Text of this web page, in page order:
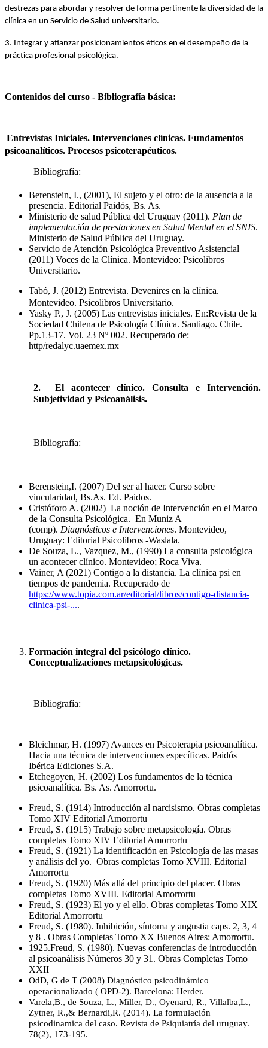
destrezas para abordar y resolver de forma pertinente la diversidad de la
clínica en un Servicio de Salud universitario.
3. Integrar y afianzar posicionamientos éticos en el desempeño de la
práctica profesional psicológica.
Contenidos del curso - Bibliografía básica:
Entrevistas Iniciales. Intervenciones clínicas. Fundamentos
psicoanalíticos. Procesos psicoterapéuticos.
Bibliografía:
Berenstein, I., (2001), El sujeto y el otro: de la ausencia a la
presencia. Editorial Paidós, Bs. As.
Ministerio de salud Pública del Uruguay (2011). Plan de
implementación de prestaciones en Salud Mental en el SNIS.
Ministerio de Salud Pública del Uruguay.
Servicio de Atención Psicológica Preventivo Asistencial
(2011) Voces de la Clínica. Montevideo: Psicolibros
Universitario.
Tabó, J. (2012) Entrevista. Devenires en la clínica.
Montevideo. Psicolibros Universitario.
Yasky P., J. (2005) Las entrevistas iniciales. En:Revista de la
Sociedad Chilena de Psicología Clínica. Santiago. Chile.
Pp.13-17. Vol. 23 Nº 002. Recuperado de:
http/redalyc.uaemex.mx
2.  El acontecer clínico. Consulta e Intervención.
Subjetividad y Psicoanálisis.
Bibliografía:
Berenstein,I. (2007) Del ser al hacer. Curso sobre
vincularidad, Bs.As. Ed. Paidos.
Cristóforo A. (2002)  La noción de Intervención en el Marco
de la Consulta Psicológica.  En Muniz A
(comp). Diagnósticos e Intervenciones. Montevideo,
Uruguay: Editorial Psicolibros -Waslala.
De Souza, L., Vazquez, M., (1990) La consulta psicológica
un acontecer clínico. Montevideo; Roca Viva.
Vainer, A (2021) Contigo a la distancia. La clínica psi en
https://www.topia.com.ar/editorial/libros/contigo-distancia-
clinica-psi-....
Formación integral del psicólogo clínico.
Conceptualizaciones metapsicológicas.
Bibliografía:
Bleichmar, H. (1997) Avances en Psicoterapia psicoanalítica.
Hacia una técnica de intervenciones específicas. Paidós
Ibérica Ediciones S.A.
Etchegoyen, H. (2002) Los fundamentos de la técnica
psicoanalítica. Bs. As. Amorrortu.
Freud, S. (1914) Introducción al narcisismo. Obras completas
Tomo XIV Editorial Amorrortu
Freud, S. (1915) Trabajo sobre metapsicología. Obras
completas Tomo XIV Editorial Amorrortu
Freud, S. (1921) La identificación en Psicología de las masas
y análisis del yo.  Obras completas Tomo XVIII. Editorial
Amorrortu
Freud, S. (1920) Más allá del principio del placer. Obras
completas Tomo XVIII. Editorial Amorrortu
Freud, S. (1923) El yo y el ello. Obras completas Tomo XIX
Editorial Amorrortu
Freud, S. (1980). Inhibición, síntoma y angustia caps. 2, 3, 4
y 8 . Obras Completas Tomo XX Buenos Aires: Amorrortu.
1925.Freud, S. (1980). Nuevas conferencias de introducción
al psicoanálisis Números 30 y 31. Obras Completas Tomo
XXII
OdD, G de T (2008) Diagnóstico psicodinámico
operacionalizado ( OPD-2). Barcelona: Herder.
Varela,B., de Souza, L., Miller, D., Oyenard, R., Villalba,L.,
Zytner, R.,& Bernardi,R. (2014). La formulación
psicodinamica del caso. Revista de Psiquiatría del uruguay.
78(2), 173-195.